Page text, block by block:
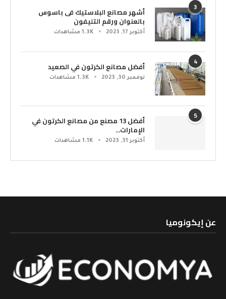
3 أشهر مصانع البلاستيك فى باسوس
بالعنوان ورقم التليفون
أكتوبر 17, 2023 1.3K مشاهدات
4 أفضل مصانع الكرتون في الصعيد
نوفمبر 30, 2023 1.3K مشاهدات
5 أفضل 13 مصنع من مصانع الكرتون في
الإمارات...
أكتوبر 31, 2023 1.1K مشاهدات
عن إيكونوميا